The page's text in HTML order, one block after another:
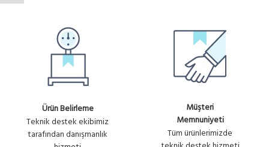
Ürün Belirleme
Teknik destek ekibimiz
tarafından danışmanlık
Müşteri
Memnuniyeti
Tüm ürünlerimizde